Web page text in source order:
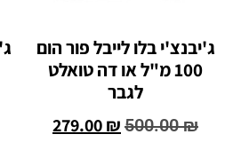
ג'יבנצ'י בלו לייבל פור הום
100 מ"ל או דה טואלט
לגבר
500.00₪
279.00₪